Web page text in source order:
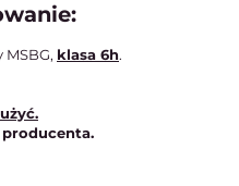
klasa 6h.